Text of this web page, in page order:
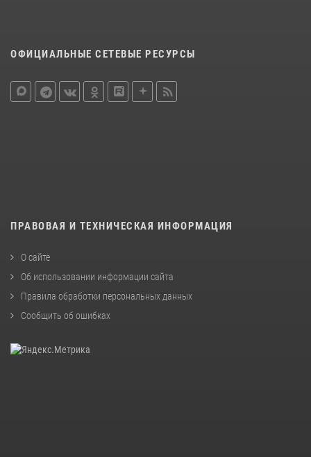
ОФИЦИАЛЬНЫЕ СЕТЕВЫЕ РЕСУРСЫ
ПРАВОВАЯ И ТЕХНИЧЕСКАЯ ИНФОРМАЦИЯ
О сайте
Об использовании информации сайта
Правила обработки персональных данных
Сообщить об ошибках